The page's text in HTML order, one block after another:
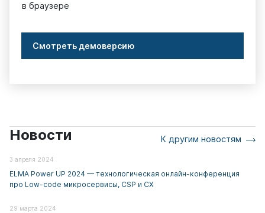
в браузере
Смотреть демоверсию
К другим новостям
Новости
3 апреля 2024
ELMA Power UP 2024 — технологическая онлайн-конференция
про Low-code микросервисы, CSP и CX
29 марта 2024